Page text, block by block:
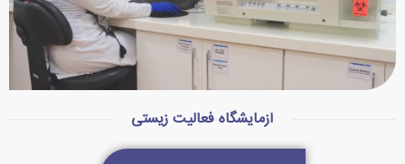
آزمایشگاه فعالیت زیستی